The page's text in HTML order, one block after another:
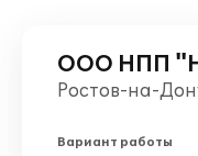
ООО НПП
Ростов-на-
Вариант работы